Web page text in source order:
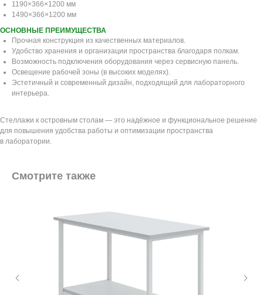
1190×366×1200 мм
1490×366×1200 мм
ОСНОВНЫЕ ПРЕИМУЩЕСТВА
Прочная конструкция из качественных материалов.
Удобство хранения и организации пространства благодаря полкам.
Возможность подключения оборудования через сервисную панель.
Освещение рабочей зоны (в высоких моделях).
Эстетичный и современный дизайн, подходящий для лабораторного
интерьера.
Стеллажи к островным столам — это надёжное и функциональное решение
для повышения удобства работы и оптимизации пространства
в лаборатории.
Смотрите также